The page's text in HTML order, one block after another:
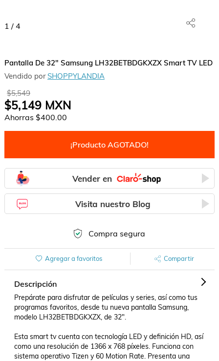
1 / 4
Pantalla De 32" Samsung LH32BETBDGKXZX Smart TV LED
Vendido por SHOPPYLANDIA
$5,549
$5,149MXN
Ahorras $400.00
¡Producto AGOTADO!
Vender en
Visita nuestro Blog
Compra segura
Agregar a favoritos Compartir
Descripción
Prepárate para disfrutar de películas y series, así como tus
programas favoritos, desde tu nueva pantalla Samsung,
modelo LH32BETBDGKXZX, de 32".
Esta smart tv cuenta con tecnología LED y definición HD, así
como una resolución de 1366 x 768 píxeles. Funciona con
sistema operativo Tizen y 60 Motion Rate. Presenta una